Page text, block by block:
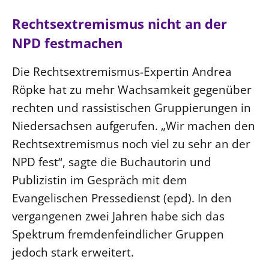
Rechtsextremismus nicht an der
NPD festmachen
Die Rechtsextremismus-Expertin Andrea
Röpke hat zu mehr Wachsamkeit gegenüber
rechten und rassistischen Gruppierungen in
Niedersachsen aufgerufen. „Wir machen den
Rechtsextremismus noch viel zu sehr an der
NPD fest“, sagte die Buchautorin und
Publizistin im Gespräch mit dem
Evangelischen Pressedienst (epd). In den
vergangenen zwei Jahren habe sich das
Spektrum fremdenfeindlicher Gruppen
jedoch stark erweitert.
Kirche und Finanzen
Personalausschuss
LANDESKIRCHENAMT
Willkommen
Kollegium
Abteilungen des Landeskirchenamts
Rechnungsprüfungsamt
Fachstelle Sexualisierte Gewalt
Beschwerdestellen
Kirchenämter
Gleichstellung
Datenschutz
Evangelische Kirche
Lutherische Kirche
Positionen
Ökumene
Religionen
Gegen Gewalt
KLIMASCHUTZ
Nachhaltigkeit
Erneuerbare Energien
Mobilität
Naturschutz
Gebäude
Impressum
Datenschutz
Barrierefreiheit
Presse
Freie Stellen
Service für Gemeinden
Suche